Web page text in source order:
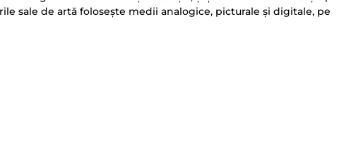
sale de artă folosește medii analogice, picturale și digitale, pe